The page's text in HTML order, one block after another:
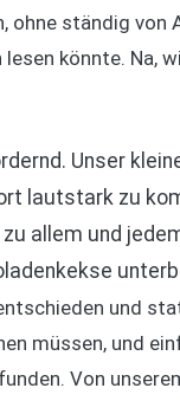
ohne ständig
könnte. Na,
Unser
lautstark zu
allem und
und
müssen, und
Von